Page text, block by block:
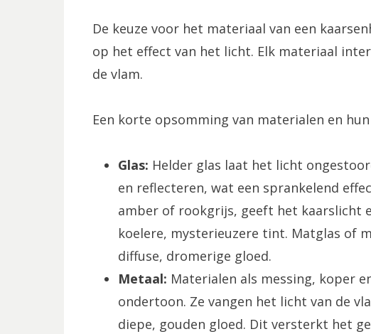
De keuze voor het materiaal van een
op het effect van het licht. Elk materiaal
de vlam.
Een korte opsomming van materialen en
Glas: Helder glas laat het licht
en reflecteren, wat een sprankelend
amber of rookgrijs, geeft het kaarslicht
koelere, mysterieuzere tint. Matglas of
diffuse, dromerige gloed.
Metaal: Materialen als messing, koper
ondertoon. Ze vangen het licht van de
diepe, gouden gloed. Dit versterkt het